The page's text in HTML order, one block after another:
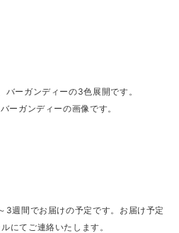
ーガンディーの3色展開です。
ーガンディーの画像です。
3週間でお届けの予定です。お届け予定
にてご連絡いたします。